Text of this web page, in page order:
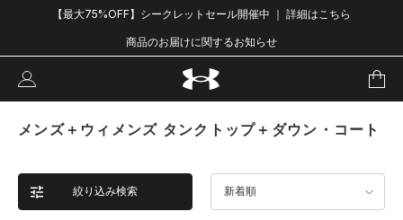
【最大75%OFF】シークレットセール開催中 ｜ 詳細はこちら
商品のお届けに関するお知らせ
メンズ＋ウィメンズ タンクトップ＋ダウン・コート
絞り込み検索 新着順